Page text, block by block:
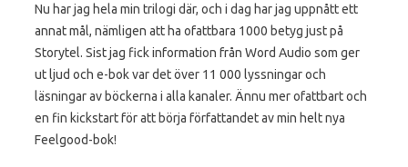
Nu har jag hela min trilogi där, och i dag har jag uppnått ett
annat mål, nämligen att ha ofattbara 1000 betyg just på
Storytel. Sist jag fick information från Word Audio som ger
ut ljud och e-bok var det över 11 000 lyssningar och
läsningar av böckerna i alla kanaler. Ännu mer ofattbart och
en fin kickstart för att börja författandet av min helt nya
Feelgood-bok!